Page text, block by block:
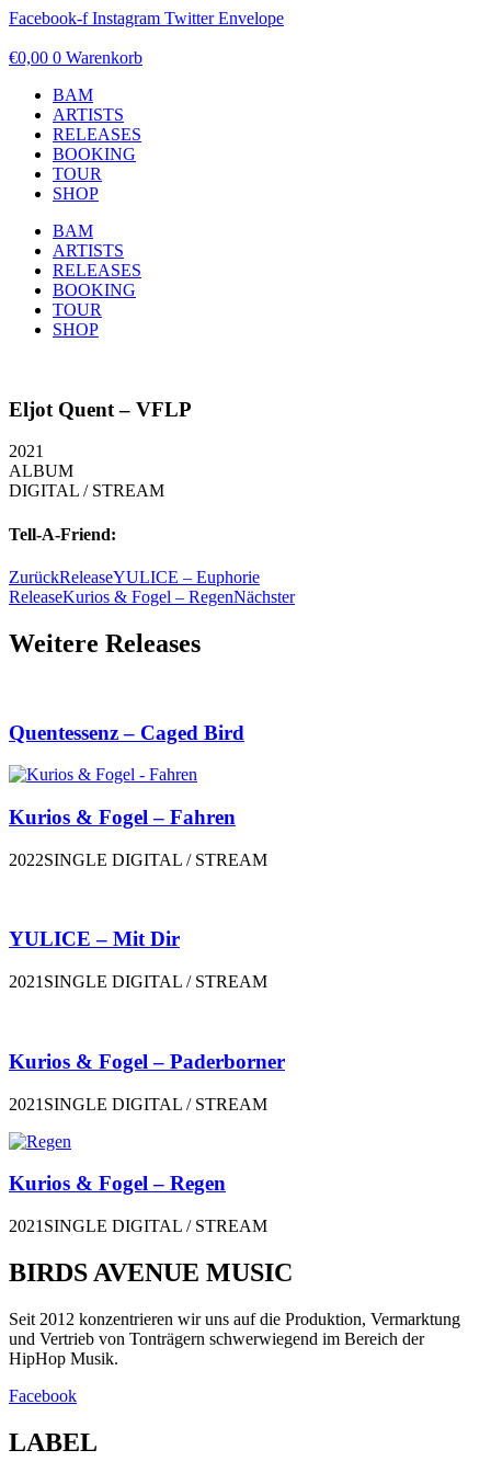
Zum
springen
Facebook-f Instagram Twitter Envelope
€0,00 0 Warenkorb
BAM
ARTISTS
RELEASES
BOOKING
TOUR
SHOP
BAM
ARTISTS
RELEASES
BOOKING
TOUR
SHOP
Eljot Quent – VFLP
2021
ALBUM
DIGITAL / STREAM
Tell-A-Friend:
ZurückReleaseYULICE – Euphorie
ReleaseKurios & Fogel – RegenNächster
Weitere Releases
Quentessenz – Caged Bird
Kurios & Fogel – Fahren
2022SINGLE DIGITAL / STREAM
YULICE – Mit Dir
2021SINGLE DIGITAL / STREAM
Kurios & Fogel – Paderborner
2021SINGLE DIGITAL / STREAM
Kurios & Fogel – Regen
2021SINGLE DIGITAL / STREAM
BIRDS AVENUE MUSIC
Seit 2012 konzentrieren wir uns auf die Produktion, Vermarktung
und Vertrieb von Tonträgern schwerwiegend im Bereich der
HipHop Musik.
Facebook
LABEL